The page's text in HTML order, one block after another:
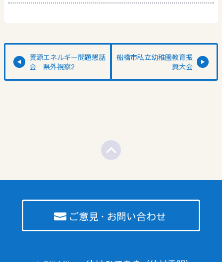
資源エネルギー問題懇話
会 県外視察2
船橋市私立幼稚園教育振
興大会